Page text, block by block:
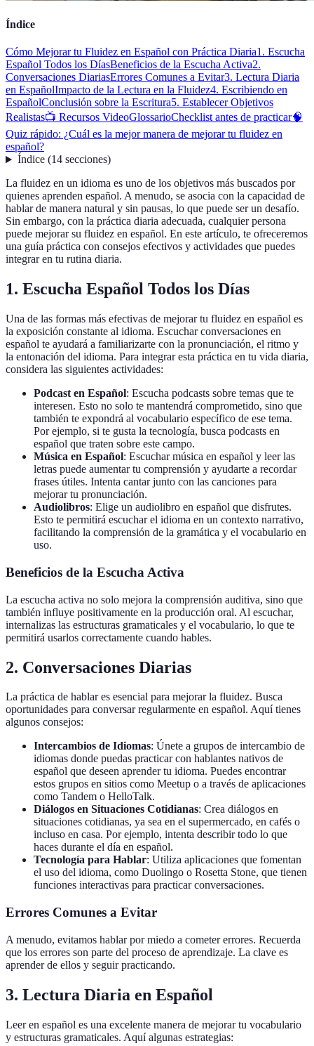
Índice
Cómo Mejorar tu Fluidez en Español con Práctica Diaria1. Escucha
Español Todos los DíasBeneficios de la Escucha Activa2.
Conversaciones DiariasErrores Comunes a Evitar3. Lectura Diaria
en EspañolImpacto de la Lectura en la Fluidez4. Escribiendo en
EspañolConclusión sobre la Escritura5. Establecer Objetivos
Realistas📺 Recursos VideoGlossarioChecklist antes de practicar🧠
Quiz rápido: ¿Cuál es la mejor manera de mejorar tu fluidez en
español?
Índice(14 secciones)
La fluidez en un idioma es uno de los objetivos más buscados por
quienes aprenden español. A menudo, se asocia con la capacidad de
hablar de manera natural y sin pausas, lo que puede ser un desafío.
Sin embargo, con la práctica diaria adecuada, cualquier persona
puede mejorar su fluidez en español. En este artículo, te ofreceremos
una guía práctica con consejos efectivos y actividades que puedes
integrar en tu rutina diaria.
1. Escucha Español Todos los Días
Una de las formas más efectivas de mejorar tu fluidez en español es
la exposición constante al idioma. Escuchar conversaciones en
español te ayudará a familiarizarte con la pronunciación, el ritmo y
la entonación del idioma. Para integrar esta práctica en tu vida diaria,
considera las siguientes actividades:
Podcast en Español: Escucha podcasts sobre temas que te
interesen. Esto no solo te mantendrá comprometido, sino que
también te expondrá al vocabulario específico de ese tema.
Por ejemplo, si te gusta la tecnología, busca podcasts en
español que traten sobre este campo.
Música en Español: Escuchar música en español y leer las
letras puede aumentar tu comprensión y ayudarte a recordar
frases útiles. Intenta cantar junto con las canciones para
mejorar tu pronunciación.
Audiolibros: Elige un audiolibro en español que disfrutes.
Esto te permitirá escuchar el idioma en un contexto narrativo,
facilitando la comprensión de la gramática y el vocabulario en
uso.
Beneficios de la Escucha Activa
La escucha activa no solo mejora la comprensión auditiva, sino que
también influye positivamente en la producción oral. Al escuchar,
internalizas las estructuras gramaticales y el vocabulario, lo que te
permitirá usarlos correctamente cuando hables.
2. Conversaciones Diarias
La práctica de hablar es esencial para mejorar la fluidez. Busca
oportunidades para conversar regularmente en español. Aquí tienes
algunos consejos:
Intercambios de Idiomas: Únete a grupos de intercambio de
idiomas donde puedas practicar con hablantes nativos de
español que deseen aprender tu idioma. Puedes encontrar
estos grupos en sitios como Meetup o a través de aplicaciones
como Tandem o HelloTalk.
Diálogos en Situaciones Cotidianas: Crea diálogos en
situaciones cotidianas, ya sea en el supermercado, en cafés o
incluso en casa. Por ejemplo, intenta describir todo lo que
haces durante el día en español.
Tecnología para Hablar: Utiliza aplicaciones que fomentan
el uso del idioma, como Duolingo o Rosetta Stone, que tienen
funciones interactivas para practicar conversaciones.
Errores Comunes a Evitar
A menudo, evitamos hablar por miedo a cometer errores. Recuerda
que los errores son parte del proceso de aprendizaje. La clave es
aprender de ellos y seguir practicando.
3. Lectura Diaria en Español
Leer en español es una excelente manera de mejorar tu vocabulario
y estructuras gramaticales. Aquí algunas estrategias: